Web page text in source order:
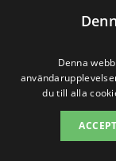
dig fler
priser. Här
överväga:
Denna
du till alla